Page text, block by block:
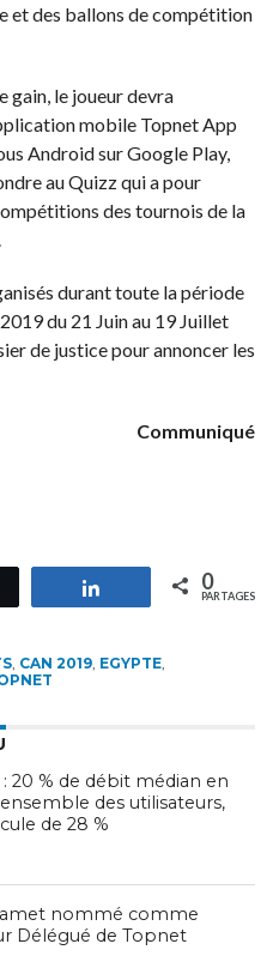
et des ballons de compétition
gain, le joueur devra
mobile Topnet App
Android sur Google Play,
au Quizz qui a pour
des tournois de la
durant toute la période
du 21 Juin au 19 Juillet
de justice pour annoncer les
Communiqué
Partagez 0
PARTAGES
, CAN 2019, EGYPTE,
: 20 % de débit médian en
des utilisateurs,
de 28 %
nommé comme
Délégué de Topnet